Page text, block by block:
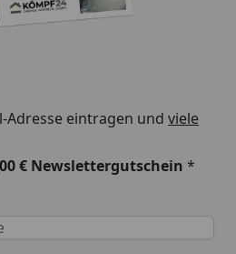
Montageservice
Festpreis erhältlich
Adresse eintragen und viele
€ Newslettergutschein *